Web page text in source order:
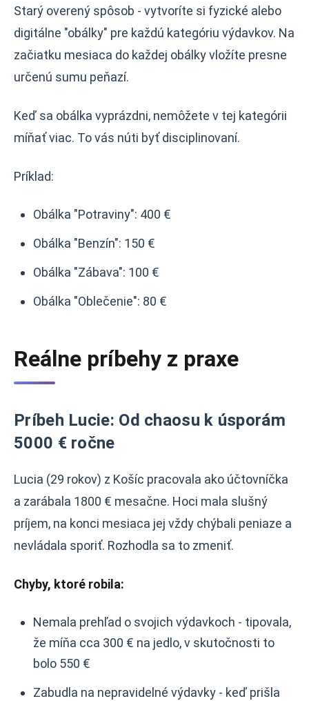
Starý overený spôsob - vytvoríte si fyzické alebo
digitálne "obálky" pre každú kategóriu výdavkov. Na
začiatku mesiaca do každej obálky vložíte presne
určenú sumu peňazí.
Keď sa obálka vyprázdni, nemôžete v tej kategórii
míňať viac. To vás núti byť disciplinovaní.
Príklad:
Obálka "Potraviny": 400 €
Obálka "Benzín": 150 €
Obálka "Zábava": 100 €
Obálka "Oblečenie": 80 €
Reálne príbehy z praxe
Príbeh Lucie: Od chaosu k úsporám
5000 € ročne
Lucia (29 rokov) z Košíc pracovala ako účtovníčka
a zarábala 1800 € mesačne. Hoci mala slušný
príjem, na konci mesiaca jej vždy chýbali peniaze a
nevládala sporiť. Rozhodla sa to zmeniť.
Chyby, ktoré robila:
Nemala prehľad o svojich výdavkoch - tipovala,
že míňa cca 300 € na jedlo, v skutočnosti to
bolo 550 €
Zabudla na nepravidelné výdavky - keď prišla